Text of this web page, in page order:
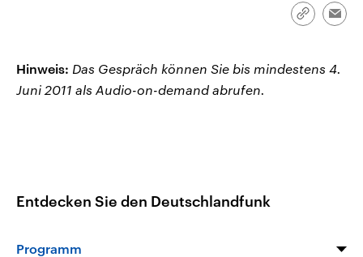
Link
Hinweis: Das Gespräch können Sie bis mindestens 4.
Juni 2011 als Audio-on-demand abrufen.
Entdecken Sie den Deutschlandfunk
Programm